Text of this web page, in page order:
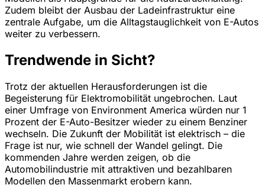
Zudem bleibt der Ausbau der Ladeinfrastruktur eine
zentrale Aufgabe, um die Alltagstauglichkeit von E-Autos
weiter zu verbessern.
Trendwende in Sicht?
Trotz der aktuellen Herausforderungen ist die
Begeisterung für Elektromobilität ungebrochen. Laut
einer Umfrage von Environment America würden nur 1
Prozent der E-Auto-Besitzer wieder zu einem Benziner
wechseln. Die Zukunft der Mobilität ist elektrisch – die
Frage ist nur, wie schnell der Wandel gelingt. Die
kommenden Jahre werden zeigen, ob die
Automobilindustrie mit attraktiven und bezahlbaren
Modellen den Massenmarkt erobern kann.